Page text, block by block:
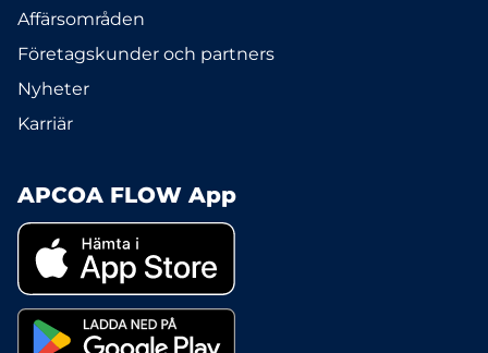
Affärsområden
Företagskunder och partners
Nyheter
Karriär
APCOA FLOW App